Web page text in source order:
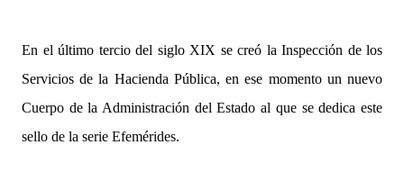
En el último tercio del siglo XIX se creó la Inspección de los
Servicios de la Hacienda Pública, en ese momento un nuevo
Cuerpo de la Administración del Estado al que se dedica este
sello de la serie Efemérides.